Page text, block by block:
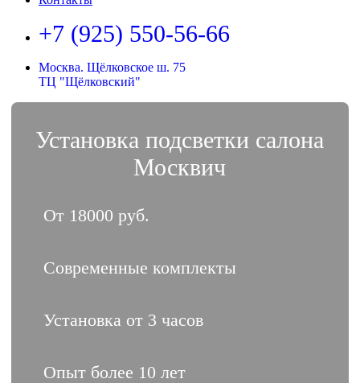
+7 (925) 550-56-66
Москва. Щёлковское ш. 75
ТЦ "Щёлковский"
Установка подсветки салона
Москвич
От 18000 руб.
Современные комплекты
Установка от 3 часов
Опыт более 10 лет